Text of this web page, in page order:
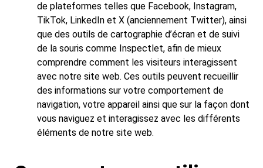
de plateformes telles que Facebook, Instagram,
TikTok, LinkedIn et X (anciennement Twitter), ainsi
que des outils de cartographie d’écran et de suivi
de la souris comme Inspectlet, afin de mieux
comprendre comment les visiteurs interagissent
avec notre site web. Ces outils peuvent recueillir
des informations sur votre comportement de
navigation, votre appareil ainsi que sur la façon dont
vous naviguez et interagissez avec les différents
éléments de notre site web.